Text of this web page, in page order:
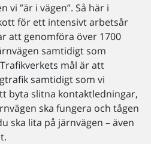
vi ”är i vägen”. Så här i
för ett intensivt arbetsår
att genomföra över 1700
samtidigt som
mål är att
samtidigt som vi
byta slitna kontaktledningar,
ska fungera och tågen
ska lita på järnvägen – även